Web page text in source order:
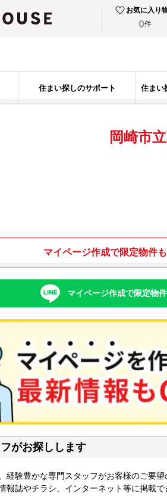
お気に入り
0件
住まい探しのサポート 住まい
岡崎市
マイページ作成で限定物件
マイページ作成で限定物
がお探しします
経験豊かな専門スタッフがお客様のご要望
報誌やチラシ、インターネット等に掲載